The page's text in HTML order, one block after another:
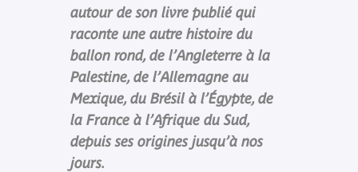
autour de son livre publié qui
raconte une autre histoire du
ballon rond, de l’Angleterre à la
Palestine, de l’Allemagne au
Mexique, du Brésil à l’Égypte, de
la France à l’Afrique du Sud,
depuis ses origines jusqu’à nos
jours.